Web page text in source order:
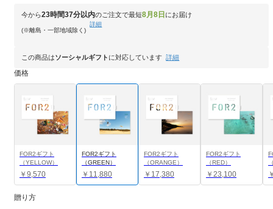
今から23時間37分以内のご注文で最短8月8日にお届け
(※離島・一部地域除く)
詳細
この商品はソーシャルギフト に対応しています 詳細
価格
FOR2ギフト
（YELLOW）
￥9,570
FOR2ギフト
（GREEN）
￥11,880
FOR2ギフト
（ORANGE）
￥17,380
FOR2ギフト
（RED）
￥23,100
贈り方